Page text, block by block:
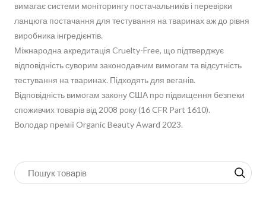
вимагає системи моніторингу постачальників і перевірки
ланцюга постачання для тестування на тваринах аж до рівня
виробника інгредієнтів.
Міжнародна акредитація Cruelty-Free, що підтверджує
відповідність суворим законодавчим вимогам та відсутність
тестування на тваринах. Підходять для веганів.
Відповідність вимогам закону США про підвищення безпеки
споживчих товарів від 2008 року (16 CFR Part 1610).
Володар премії Organic Beauty Award 2023.